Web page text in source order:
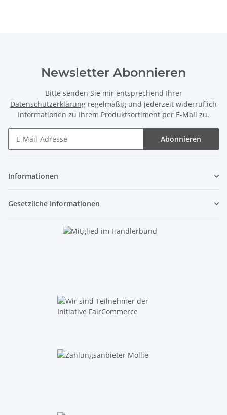
Newsletter Abonnieren
Bitte senden Sie mir entsprechend Ihrer
Datenschutzerklärung regelmäßig und jederzeit widerruflich
Informationen zu Ihrem Produktsortiment per E-Mail zu.
Abonnieren
Informationen
Gesetzliche Informationen